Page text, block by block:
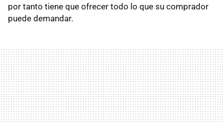
por tanto tiene que ofrecer todo lo que su comprador
puede demandar.